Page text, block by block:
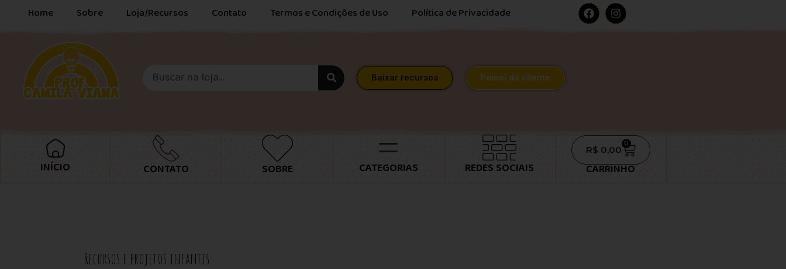
Home Sobre Loja/Recursos Contato Termos e Condições de Uso Política de Privacidade
Baixar recursos Painel do cliente
INÍCIO CONTATO SOBRE CATEGORIAS REDES SOCIAIS
R$ 0,00
0
CARRINHO
Recursos e projetos infantis